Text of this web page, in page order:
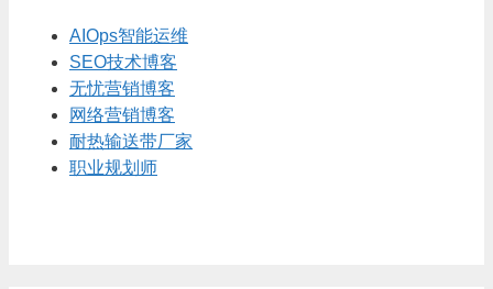
AIOps智能运维
SEO技术博客
无忧营销博客
网络营销博客
耐热输送带厂家
职业规划师